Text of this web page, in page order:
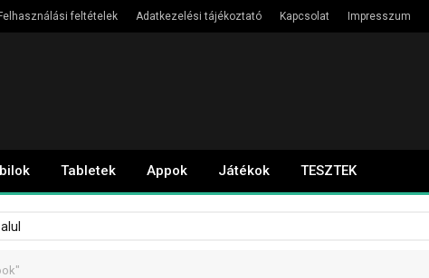
Felhasználási feltételek Adatkezelési tájékoztató Kapcsolat Impresszum
Tabletek Appok Játékok TESZTEK